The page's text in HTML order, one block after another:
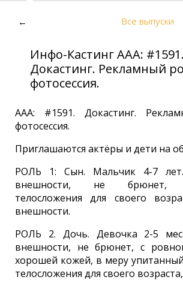
← Все выпуски
Инфо-Кастинг ААА: #1591.
Докастинг. Рекламный
фотосессия.
ААА: #1591. Докастинг.
фотосессия.
Приглашаются актёры и дети на
РОЛЬ 1: Сын. Мальчик 4-7 лет.
внешности, не брюнет,
телосложения для своего
внешности.
РОЛЬ 2. Дочь. Девочка 2-5
внешности, не брюнет, с
хорошей кожей, в меру
телосложения для своего